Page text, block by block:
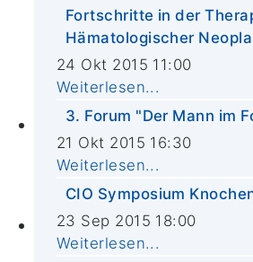
Qualität
CIO-Leitlinien
Helfen und Spenden
Stellenangebote
Zuweiser*innen
Zuweiserportal
ASV-Urologie
Tumorboards
Aktuelles
News
Fortschritte in der
Hämatologischer
24 Okt 2015 11:00
Weiterlesen...
3. Forum "Der Mann im
21 Okt 2015 16:30
Weiterlesen...
CIO Symposium
23 Sep 2015 18:00
Weiterlesen...